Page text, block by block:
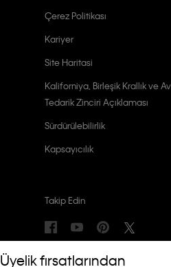
Üyelik fırsatlarından
Çerez Politikası
Kariyer
Site Haritasi
Kaliforniya, Birleşik Krallık ve
Tedarik Zinciri Açıklaması
Sürdürülebilirlik
Kapsayıcılık
Takip Edin